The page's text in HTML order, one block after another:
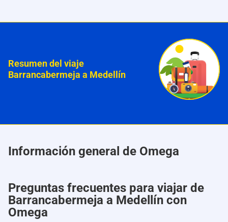
Resumen del viaje
Barrancabermeja a Medellín
Información general de Omega
Preguntas frecuentes para viajar de
Barrancabermeja a Medellín con
Omega